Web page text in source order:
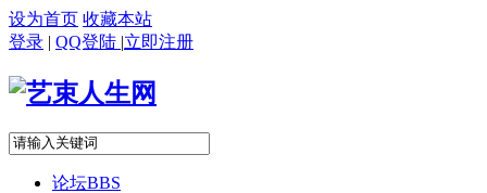
设为首页 收藏本站
登录 | QQ登陆 |立即注册
论坛BBS